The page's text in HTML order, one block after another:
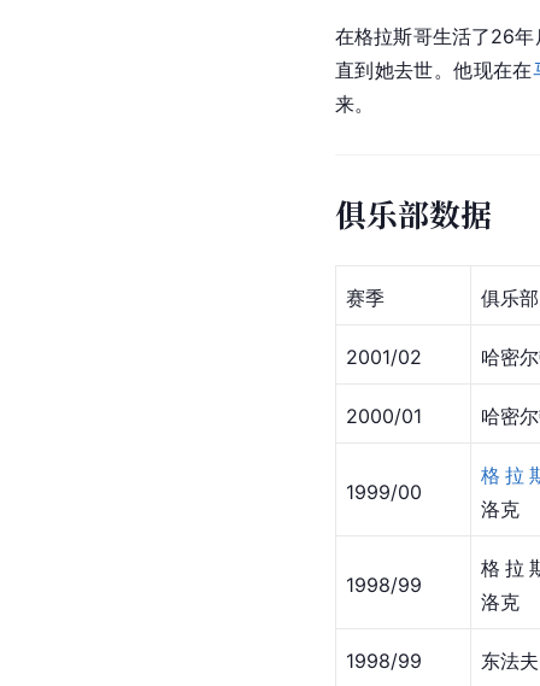
在格拉斯哥生活了26
直到她去世。他现在在
来。
俱乐部数据
赛季 俱乐部
2001/02 哈密
2000/01 哈密
1999/00
格拉
洛克
1998/99
格拉
洛克
1998/99 东法夫